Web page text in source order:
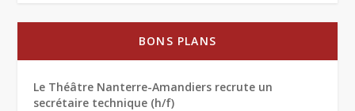
BONS PLANS
Le Théâtre Nanterre-Amandiers recrute un
secrétaire technique (h/f)